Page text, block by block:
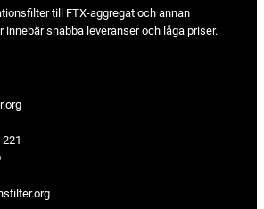
till FTX-aggregat och annan
innebär snabba leveranser och låga priser.